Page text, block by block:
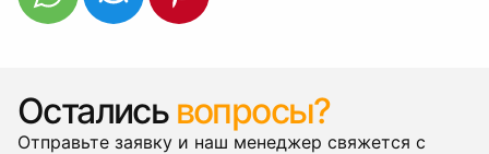
Остались вопросы?
Отправьте заявку и наш менеджер свяжется с